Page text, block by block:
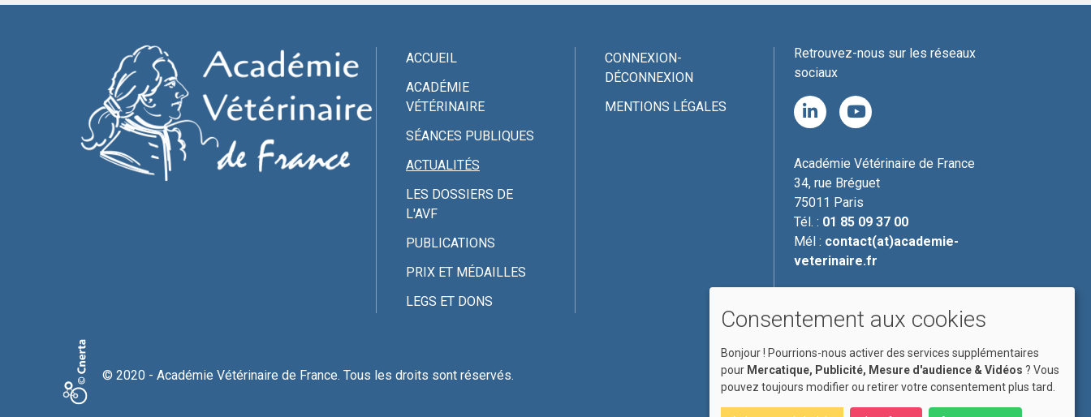
ACCUEIL
ACADÉMIE
VÉTÉRINAIRE
SÉANCES PUBLIQUES
ACTUALITÉS
LES DOSSIERS DE
L'AVF
PUBLICATIONS
PRIX ET MÉDAILLES
LEGS ET DONS
CONNEXION-
DÉCONNEXION
MENTIONS LÉGALES
Retrouvez-nous sur les réseaux
sociaux
Académie Vétérinaire de France
34, rue Bréguet
75011 Paris
Tél. : 01 85 09 37 00
Mél : contact(at)academie-
veterinaire.fr
© 2020 - Académie Vétérinaire de France. Tous les droits sont réservés.
Consentement aux cookies
Bonjour ! Pourrions-nous activer des services supplémentaires
pour Mercatique, Publicité, Mesure d'audience & Vidéos ? Vous
pouvez toujours modifier ou retirer votre consentement plus tard.